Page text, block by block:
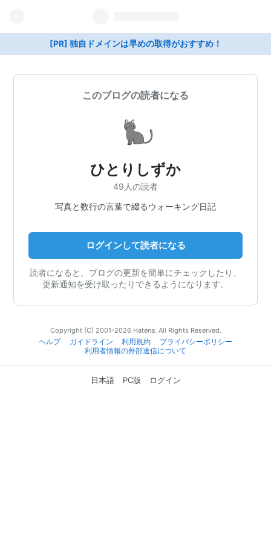
[PR] 独自ドメインは早めの取得がおすすめ！
このブログの読者になる
ひとりしずか
49人の読者
写真と数行の言葉で綴るウォーキング日記
ログインして読者になる
読者になると、ブログの更新を簡単にチェックしたり、
更新通知を受け取ったりできるようになります。
Copyright (C) 2001-2026 Hatena. All Rights Reserved.
ヘルプ
ガイドライン 利用規約
プライバシーポリシー
利用者情報の外部送信について
日本語 PC版 ログイン